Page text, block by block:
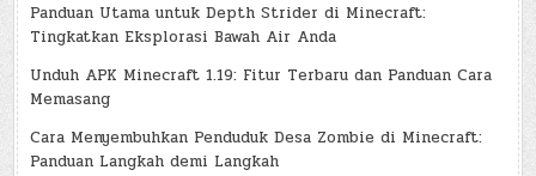
Panduan Utama untuk Depth Strider di Minecraft:
Tingkatkan Eksplorasi Bawah Air Anda
Unduh APK Minecraft 1.19: Fitur Terbaru dan Panduan Cara
Memasang
Cara Menyembuhkan Penduduk Desa Zombie di Minecraft:
Panduan Langkah demi Langkah